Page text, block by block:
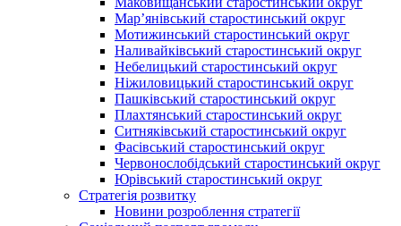
Мар’янівський старостинський округ
Мотижинський старостинський округ
Наливайківський старостинський округ
Небелицький старостинський округ
Ніжиловицький старостинський округ
Пашківський старостинський округ
Плахтянський старостинський округ
Ситняківський старостинський округ
Фасівський старостинський округ
Червонослобідський старостинський округ
Юрівський старостинський округ
Стратегія розвитку
Новини розроблення стратегії